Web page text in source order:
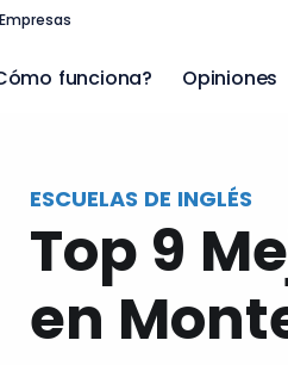
Empresas
funciona? Opiniones
ESCUELAS DE INGLÉS
Top 9
en